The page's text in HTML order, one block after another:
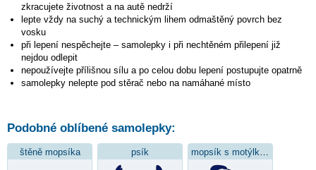
zkracujete životnost a na autě nedrží
lepte vždy na suchý a technickým lihem odmaštěný povrch bez
vosku
při lepení nespěchejte – samolepky i při nechtěném přilepení již
nejdou odlepit
nepoužívejte přílišnou sílu a po celou dobu lepení postupujte opatrně
samolepky nelepte pod stěrač nebo na namáhané místo
Podobné oblíbené samolepky:
štěně mopsíka psík